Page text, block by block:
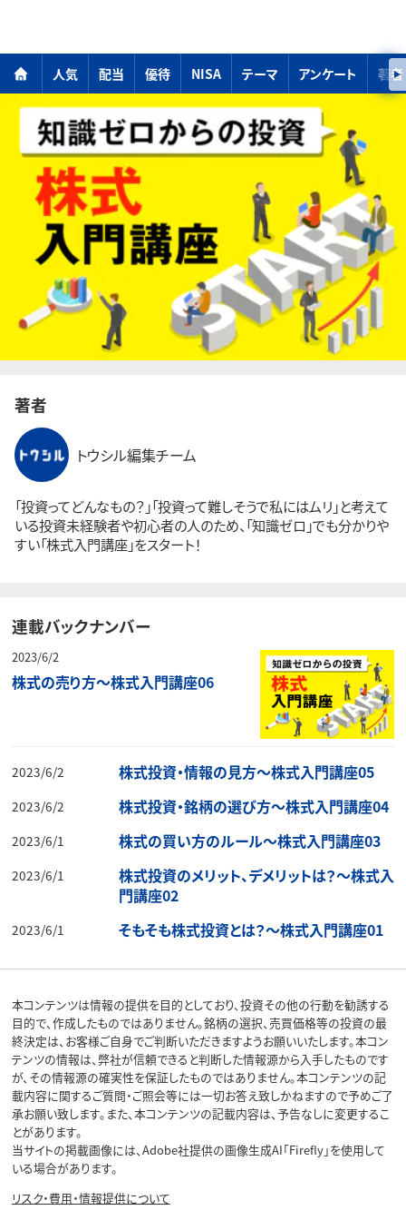
人気 配当 優待 NISA テーマ アンケート 著者
著者
トウシル編集チーム
「投資ってどんなもの？」「投資って難しそうで私にはムリ」と考えて
いる投資未経験者や初心者の人のため、「知識ゼロ」でも分かりや
すい「株式入門講座」をスタート！
連載バックナンバー
2023/6/2
株式の売り方～株式入門講座06
2023/6/2 株式投資・情報の見方～株式入門講座05
2023/6/2 株式投資・銘柄の選び方～株式入門講座04
2023/6/1 株式の買い方のルール～株式入門講座03
2023/6/1
株式投資のメリット、デメリットは？～株式入
門講座02
2023/6/1 そもそも株式投資とは？～株式入門講座01
本コンテンツは情報の提供を目的としており、投資その他の行動を勧誘する
目的で、作成したものではありません。銘柄の選択、売買価格等の投資の最
終決定は、お客様ご自身でご判断いただきますようお願いいたします。本コン
テンツの情報は、弊社が信頼できると判断した情報源から入手したものです
が、その情報源の確実性を保証したものではありません。本コンテンツの記
載内容に関するご質問・ご照会等には一切お答え致しかねますので予めご了
承お願い致します。また、本コンテンツの記載内容は、予告なしに変更するこ
とがあります。
当サイトの掲載画像には、Adobe社提供の画像生成AI「Firefly」を使用して
いる場合があります。
リスク・費用・情報提供について